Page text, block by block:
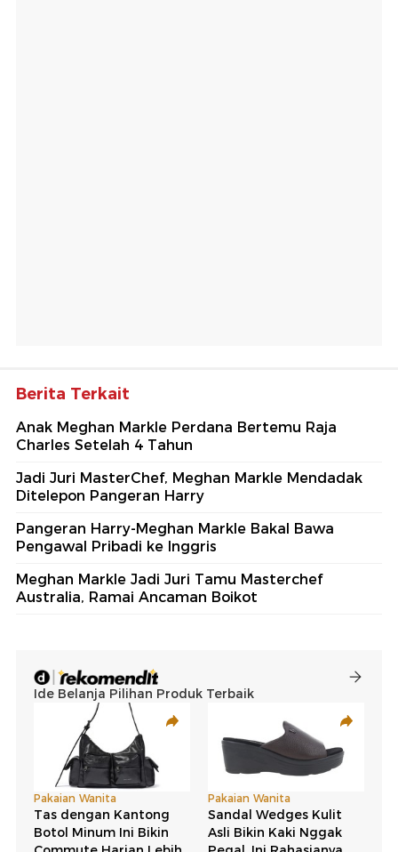
Berita Terkait
Anak Meghan Markle Perdana Bertemu Raja
Charles Setelah 4 Tahun
Jadi Juri MasterChef, Meghan Markle Mendadak
Ditelepon Pangeran Harry
Pangeran Harry-Meghan Markle Bakal Bawa
Pengawal Pribadi ke Inggris
Meghan Markle Jadi Juri Tamu Masterchef
Australia, Ramai Ancaman Boikot